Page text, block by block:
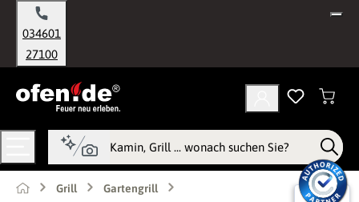
springen
034601
27100
Grill
Gartengrill